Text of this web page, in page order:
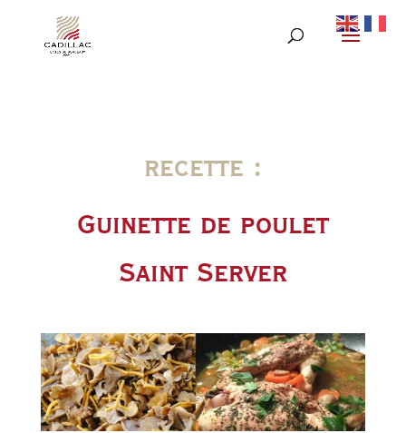
recette :
Guinette de poulet
Saint Server